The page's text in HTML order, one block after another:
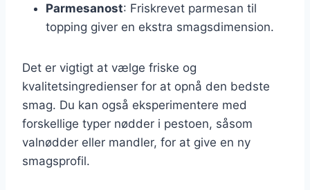
Parmesanost: Friskrevet parmesan til
topping giver en ekstra smagsdimension.
Det er vigtigt at vælge friske og
kvalitetsingredienser for at opnå den bedste
smag. Du kan også eksperimentere med
forskellige typer nødder i pestoen, såsom
valnødder eller mandler, for at give en ny
smagsprofil.